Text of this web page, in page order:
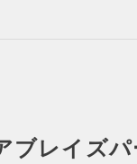
ブレイズ